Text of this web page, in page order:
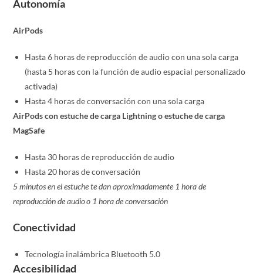
Autonomía
AirPods
Hasta 6 horas de reproducción de audio con una sola carga
(hasta 5 horas con la función de audio espacial personalizado
activada)
Hasta 4 horas de conversación con una sola carga
AirPods con estuche de carga Lightning o estuche de carga
MagSafe
Hasta 30 horas de reproducción de audio
Hasta 20 horas de conversación
5 minutos en el estuche te dan aproximadamente 1 hora de
reproducción de audioo 1 hora de conversación
Conectividad
Tecnología inalámbrica Bluetooth 5.0
Accesibilidad